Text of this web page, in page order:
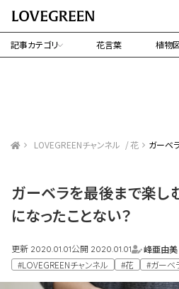
記事カテゴリ 花言葉 植物
LOVEGREENチャンネル 花 ガーベ
ガーベラを最後まで楽し
になったことない？
更新 2020.01.01公開 2020.01.01
峰亜由美
#LOVEGREENチャンネル
#花 #ガーベ